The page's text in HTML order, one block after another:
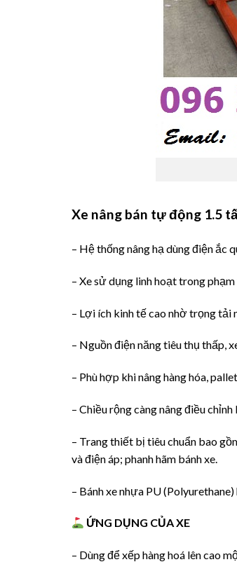
Xe nâng bán tự động 1.5
– Hệ thống nâng hạ dùng điện ắc
– Xe sử dụng linh hoạt trong
– Lợi ích kinh tế cao nhờ trọng tải
– Nguồn điện năng tiêu thụ thấp,
– Phù hợp khi nâng hàng hóa,
– Chiều rộng càng nâng điều
– Trang thiết bị tiêu chuẩn bao
và điện áp; phanh hãm bánh xe.
– Bánh xe nhựa PU
ỨNG DỤNG CỦA XE
– Dùng để xếp hàng hoá lên cao